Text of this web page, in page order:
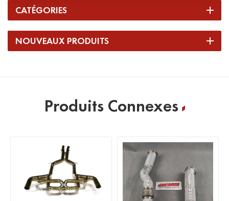
CATÉGORIES
NOUVEAUX PRODUITS
Produits Connexes